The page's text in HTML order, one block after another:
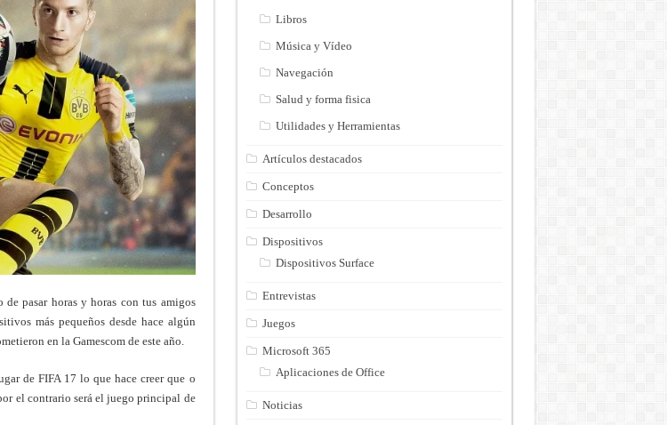
de pasar horas y horas con tus amigos
más pequeños desde hace algún
en la Gamescom de este año.
de FIFA 17 lo que hace creer que o
el contrario será el juego principal de
Libros
Música y Vídeo
Navegación
Salud y forma fisica
Utilidades y Herramientas
Artículos destacados
Conceptos
Desarrollo
Dispositivos
Dispositivos Surface
Entrevistas
Juegos
Microsoft 365
Aplicaciones de Office
Noticias